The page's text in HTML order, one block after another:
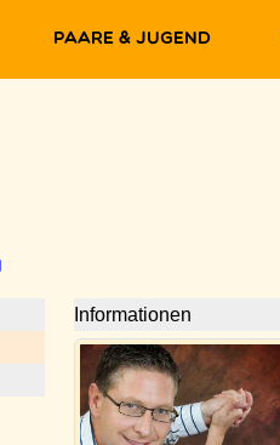
Paare & Jugend
Informationen